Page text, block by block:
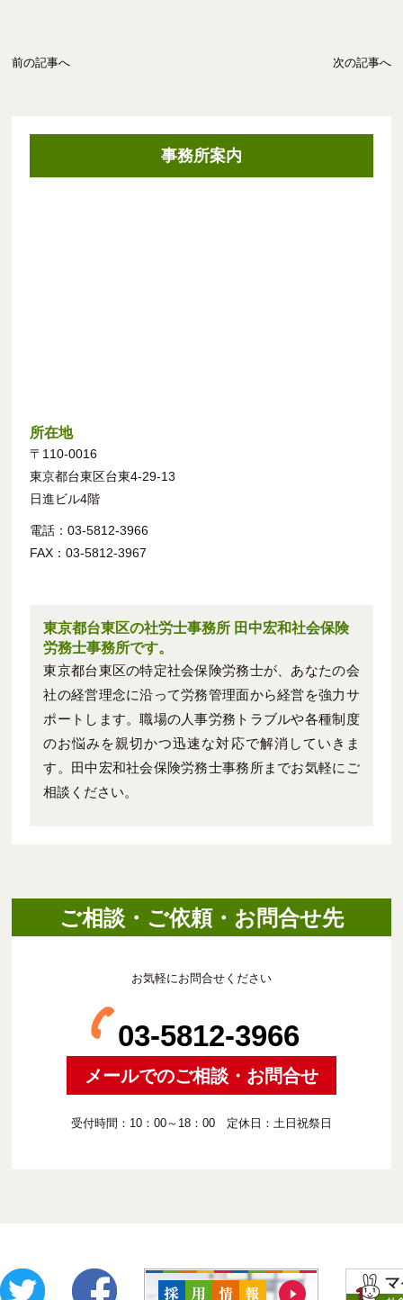
前の記事へ 次の記事へ
事務所案内
所在地
〒110-0016
東京都台東区台東4-29-13
日進ビル4階
電話：03-5812-3966
FAX：03-5812-3967
東京都台東区の社労士事務所 田中宏和社会保険
労務士事務所です。
東京都台東区の特定社会保険労務士が、あなたの会
社の経営理念に沿って労務管理面から経営を強力サ
ポートします。職場の人事労務トラブルや各種制度
のお悩みを親切かつ迅速な対応で解消していきま
す。田中宏和社会保険労務士事務所までお気軽にご
相談ください。
ご相談・ご依頼・お問合せ先
お気軽にお問合せください
03-5812-3966
メールでのご相談・お問合せ
受付時間：10：00～18：00 定休日：土日祝祭日